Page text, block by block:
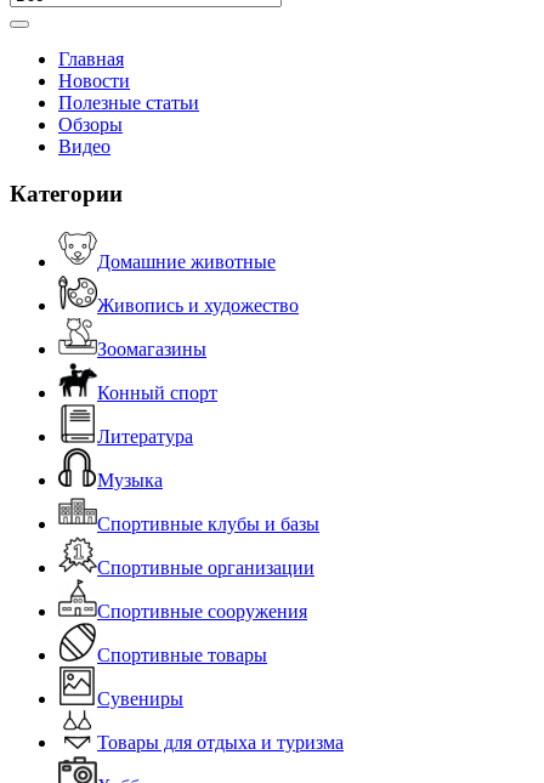
Главная
Новости
Полезные статьи
Обзоры
Видео
Категории
Домашние животные
Живопись и художество
Зоомагазины
Конный спорт
Литература
Музыка
Спортивные клубы и базы
Спортивные организации
Спортивные сооружения
Спортивные товары
Сувениры
Товары для отдыха и туризма